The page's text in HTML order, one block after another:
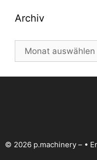
Archiv
Archiv
© 2026 p.machinery – •